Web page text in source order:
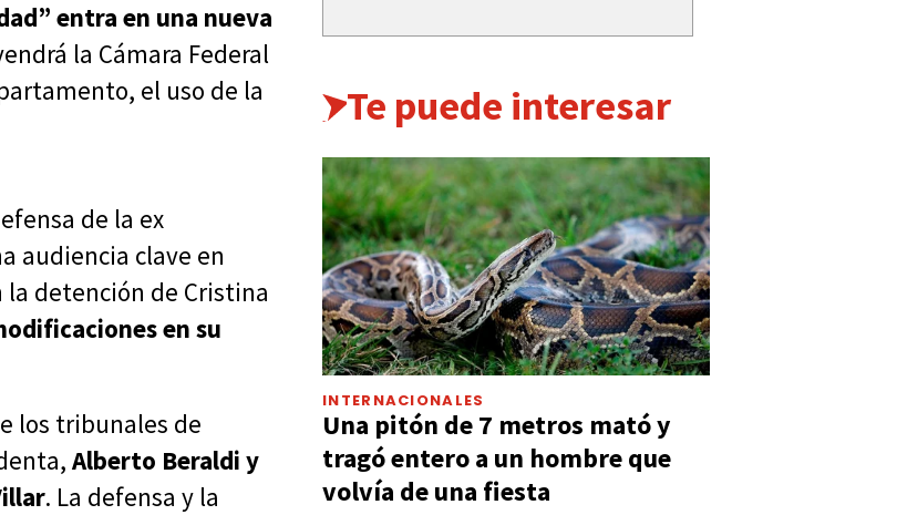
entra en una nueva
la Cámara Federal
el uso de la
de la ex
audiencia clave en
detención de Cristina
en su
los tribunales de
Alberto Beraldi y
. La defensa y la
Te puede interesar
INTERNACIONALES
Una pitón de 7 metros mató y
tragó entero a un hombre que
volvía de una fiesta